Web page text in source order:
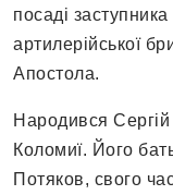
посаді
артилерійської
Апостола.
Народився Сергій
Коломиї. Його
Потяков, свого